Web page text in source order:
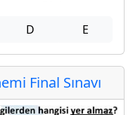
D E
Final Sınavı